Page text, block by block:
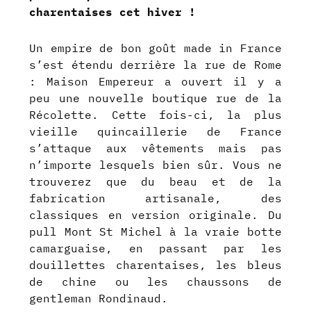
charentaises cet hiver !
Un empire de bon goût made in France
s’est étendu derrière la rue de Rome
: Maison Empereur a ouvert il y a
peu une nouvelle boutique rue de la
Récolette. Cette fois-ci, la plus
vieille quincaillerie de France
s’attaque aux vêtements mais pas
n’importe lesquels bien sûr. Vous ne
trouverez que du beau et de la
fabrication artisanale, des
classiques en version originale. Du
pull Mont St Michel à la vraie botte
camarguaise, en passant par les
douillettes charentaises, les bleus
de chine ou les chaussons de
gentleman Rondinaud.